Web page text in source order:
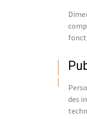
des